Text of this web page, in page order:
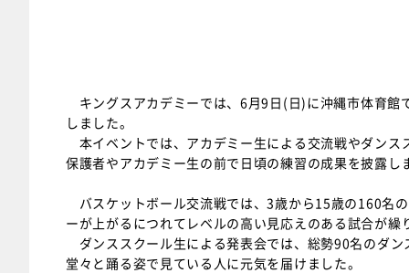
キングスアカデミーでは、6月9日(日)に沖縄市体育館
しました。
本イベントでは、アカデミー生による交流戦やダンス
保護者やアカデミー生の前で日頃の練習の成果を披露し
バスケットボール交流戦では、3歳から15歳の160名
ーが上がるにつれてレベルの高い見応えのある試合が繰
ダンススクール生による発表会では、総勢90名のダ
堂々と踊る姿で見ている人に元気を届けました。